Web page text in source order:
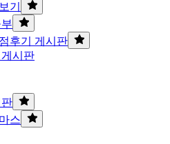
기
후기 게시판
시판
스